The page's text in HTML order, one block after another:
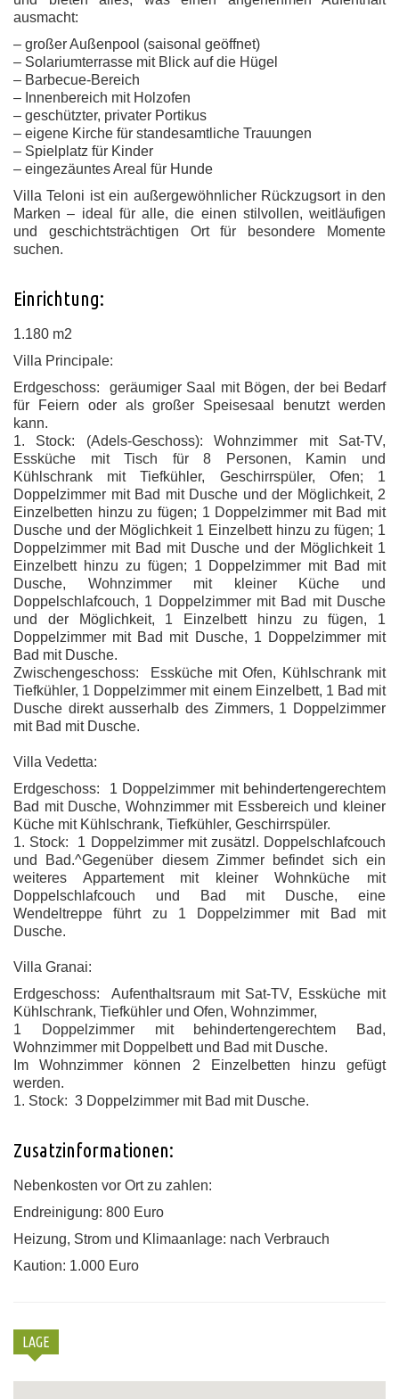
ausmacht:
– großer Außenpool (saisonal geöffnet)
– Solariumterrasse mit Blick auf die Hügel
– Barbecue-Bereich
– Innenbereich mit Holzofen
– geschützter, privater Portikus
– eigene Kirche für standesamtliche Trauungen
– Spielplatz für Kinder
– eingezäuntes Areal für Hunde
Villa Teloni ist ein außergewöhnlicher Rückzugsort in den
Marken – ideal für alle, die einen stilvollen, weitläufigen
und geschichtsträchtigen Ort für besondere Momente
suchen.
Einrichtung:
1.180 m2
Villa Principale:
Erdgeschoss: geräumiger Saal mit Bögen, der bei Bedarf
für Feiern oder als großer Speisesaal benutzt werden
kann.
1. Stock: (Adels-Geschoss): Wohnzimmer mit Sat-TV,
Essküche mit Tisch für 8 Personen, Kamin und
Kühlschrank mit Tiefkühler, Geschirrspüler, Ofen; 1
Doppelzimmer mit Bad mit Dusche und der Möglichkeit, 2
Einzelbetten hinzu zu fügen; 1 Doppelzimmer mit Bad mit
Dusche und der Möglichkeit 1 Einzelbett hinzu zu fügen; 1
Doppelzimmer mit Bad mit Dusche und der Möglichkeit 1
Einzelbett hinzu zu fügen; 1 Doppelzimmer mit Bad mit
Dusche, Wohnzimmer mit kleiner Küche und
Doppelschlafcouch, 1 Doppelzimmer mit Bad mit Dusche
und der Möglichkeit, 1 Einzelbett hinzu zu fügen, 1
Doppelzimmer mit Bad mit Dusche, 1 Doppelzimmer mit
Bad mit Dusche.
Zwischengeschoss: Essküche mit Ofen, Kühlschrank mit
Tiefkühler, 1 Doppelzimmer mit einem Einzelbett, 1 Bad mit
Dusche direkt ausserhalb des Zimmers, 1 Doppelzimmer
mit Bad mit Dusche.
Villa Vedetta:
Erdgeschoss: 1 Doppelzimmer mit behindertengerechtem
Bad mit Dusche, Wohnzimmer mit Essbereich und kleiner
Küche mit Kühlschrank, Tiefkühler, Geschirrspüler.
1. Stock: 1 Doppelzimmer mit zusätzl. Doppelschlafcouch
und Bad.^Gegenüber diesem Zimmer befindet sich ein
weiteres Appartement mit kleiner Wohnküche mit
Doppelschlafcouch und Bad mit Dusche, eine
Wendeltreppe führt zu 1 Doppelzimmer mit Bad mit
Dusche.
Villa Granai:
Erdgeschoss: Aufenthaltsraum mit Sat-TV, Essküche mit
Kühlschrank, Tiefkühler und Ofen, Wohnzimmer,
1 Doppelzimmer mit behindertengerechtem Bad,
Wohnzimmer mit Doppelbett und Bad mit Dusche.
Im Wohnzimmer können 2 Einzelbetten hinzu gefügt
werden.
1. Stock: 3 Doppelzimmer mit Bad mit Dusche.
Zusatzinformationen:
Nebenkosten vor Ort zu zahlen:
Endreinigung: 800 Euro
Heizung, Strom und Klimaanlage: nach Verbrauch
Kaution: 1.000 Euro
LAGE